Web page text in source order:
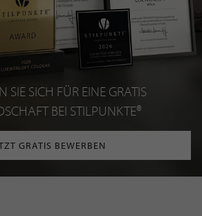
SIE SICH FÜR EINE GRATIS
BEI STILPUNKTE®
GRATIS BEWERBEN